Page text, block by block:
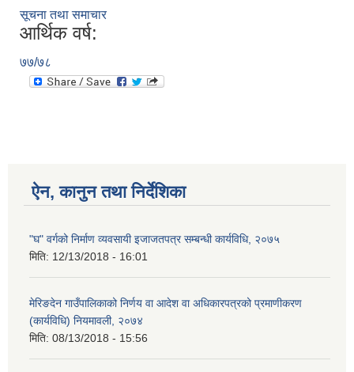
सूचना तथा समाचार
आर्थिक वर्ष:
७७/७८
ऐन, कानुन तथा निर्देशिका
"घ" वर्गको निर्माण व्यवसायी इजाजतपत्र सम्बन्धी कार्यविधि, २०७५
मिति: 12/13/2018 - 16:01
मेरिङदेन गाउँपालिकाको निर्णय वा आदेश वा अधिकारपत्रको प्रमाणीकरण
(कार्यविधि) नियमावली, २०७४
मिति: 08/13/2018 - 15:56